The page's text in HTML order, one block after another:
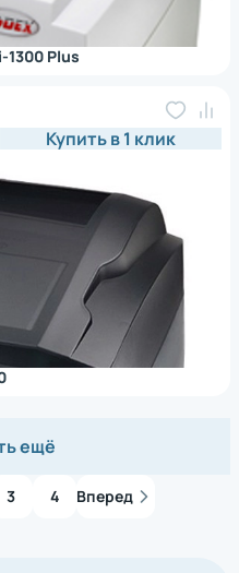
1300 Plus
Купить в 1 клик
ещё
3 4 Вперед